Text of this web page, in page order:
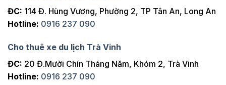
ĐC: 114 Đ. Hùng Vương, Phường 2, TP Tân An, Long An
Hotline: 0916 237 090
Cho thuê xe du lịch Trà Vinh
ĐC: 20 Đ.Mười Chín Tháng Năm, Khóm 2, Trà Vinh
Hotline: 0916 237 090